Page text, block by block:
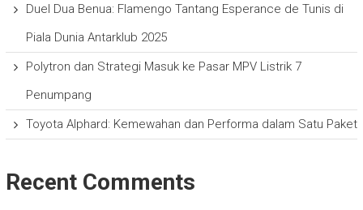
Duel Dua Benua: Flamengo Tantang Esperance de Tunis di
Piala Dunia Antarklub 2025
Polytron dan Strategi Masuk ke Pasar MPV Listrik 7
Penumpang
Toyota Alphard: Kemewahan dan Performa dalam Satu Paket
Recent Comments